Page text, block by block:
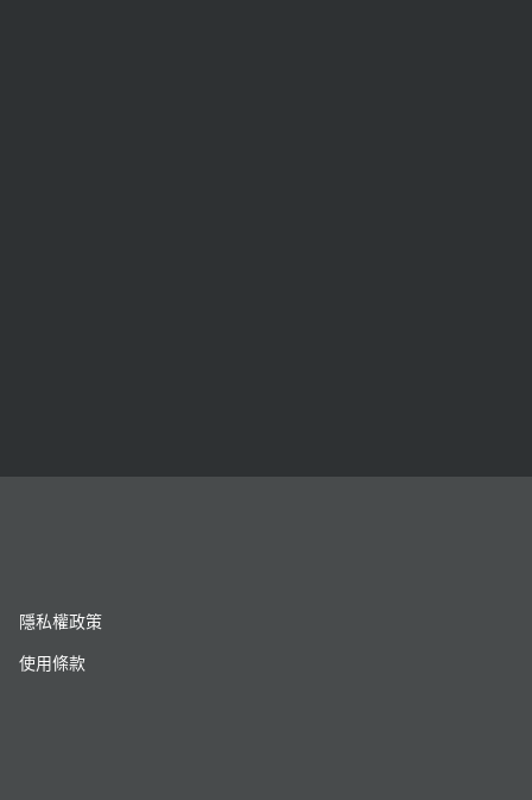
隱私權政策
使用條款